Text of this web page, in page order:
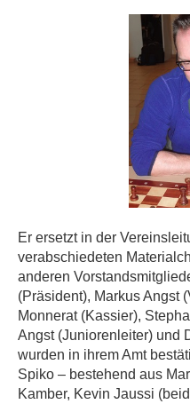
Er ersetzt in der
verabschiedeten
anderen
(Präsident), Markus Angst
Monnerat (Kassier),
Angst (Juniorenleiter) und
wurden in ihrem Amt
Spiko – bestehend aus
Kamber, Kevin Jaussi